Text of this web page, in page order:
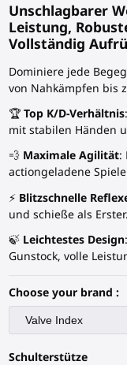
Unschlagbarer
Leistung,
Vollständig
Dominiere jede
von Nahkämpfen bis
🏆 Top K/D-Verhältnis
mit stabilen Händen
💨 Maximale Agilität:
actiongeladene
⚡ Blitzschnelle
und schieße als Erster.
🍃 Leichtestes Design
Gunstock, volle
Choose your brand :
Schulterstütze